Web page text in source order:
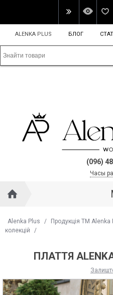
ALENKA PLUS БЛОГ
(096)
Часы
Alenka Plus / Продукція ТМ Alenka
колекцій
/
ПЛАТТЯ